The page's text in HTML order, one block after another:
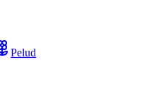
Pelud